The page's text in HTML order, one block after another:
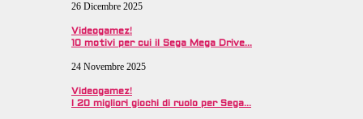
26 Dicembre 2025
Videogamez!
10 motivi per cui il Sega Mega Drive…
24 Novembre 2025
Videogamez!
I 20 migliori giochi di ruolo per Sega…